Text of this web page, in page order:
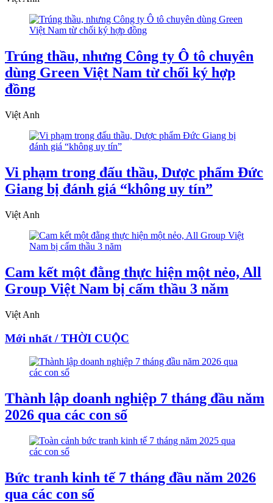
Trúng thầu, nhưng Công ty Ô tô chuyên
dùng Green Việt Nam từ chối ký hợp
đồng
Việt Anh
Vi phạm trong đấu thầu, Dược phẩm Đức
Giang bị đánh giá “không uy tín”
Việt Anh
Cam kết một đằng thực hiện một nẻo, All
Group Việt Nam bị cấm thầu 3 năm
Việt Anh
Mới nhất / THỜI CUỘC
Thành lập doanh nghiệp 7 tháng đầu năm
2026 qua các con số
Bức tranh kinh tế 7 tháng đầu năm 2026
qua các con số